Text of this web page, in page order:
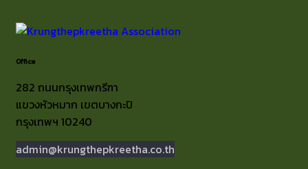
Office
282 ถนนกรุงเทพกรีฑา
แขวงหัวหมาก เขตบางกะปิ
กรุงเทพฯ 10240
admin@krungthepkreetha.co.th